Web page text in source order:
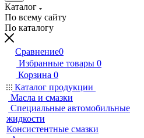
Каталог
По всему сайту
По каталогу
Сравнение0
Избранные товары 0
Корзина 0
Каталог продукции
Масла и смазки
Специальные автомобильные
жидкости
Консистентные смазки